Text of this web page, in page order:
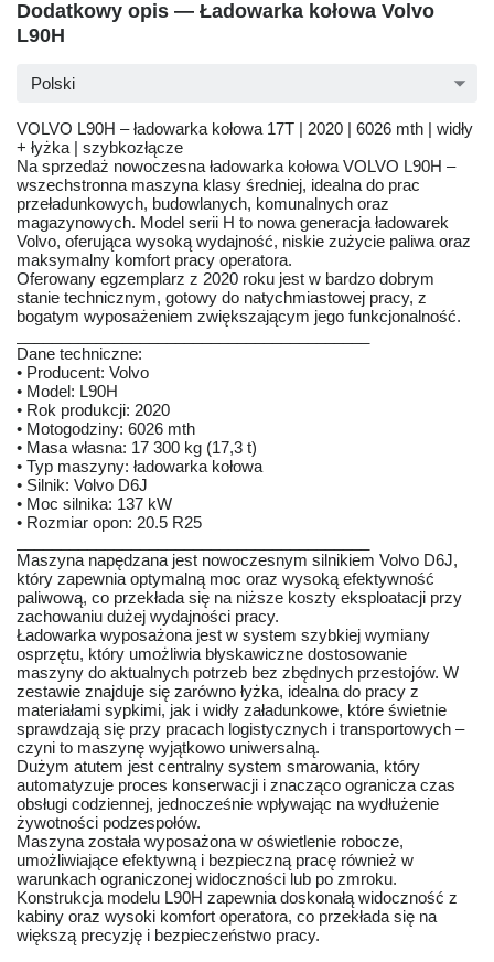
Dodatkowy opis — Ładowarka kołowa Volvo
L90H
Polski
VOLVO L90H – ładowarka kołowa 17T | 2020 | 6026 mth | widły
+ łyżka | szybkozłącze
Na sprzedaż nowoczesna ładowarka kołowa VOLVO L90H –
wszechstronna maszyna klasy średniej, idealna do prac
przeładunkowych, budowlanych, komunalnych oraz
magazynowych. Model serii H to nowa generacja ładowarek
Volvo, oferująca wysoką wydajność, niskie zużycie paliwa oraz
maksymalny komfort pracy operatora.
Oferowany egzemplarz z 2020 roku jest w bardzo dobrym
stanie technicznym, gotowy do natychmiastowej pracy, z
bogatym wyposażeniem zwiększającym jego funkcjonalność.
Dane techniczne:
• Producent: Volvo
• Model: L90H
• Rok produkcji: 2020
• Motogodziny: 6026 mth
• Masa własna: 17 300 kg (17,3 t)
• Typ maszyny: ładowarka kołowa
• Silnik: Volvo D6J
• Moc silnika: 137 kW
• Rozmiar opon: 20.5 R25
Maszyna napędzana jest nowoczesnym silnikiem Volvo D6J,
który zapewnia optymalną moc oraz wysoką efektywność
paliwową, co przekłada się na niższe koszty eksploatacji przy
zachowaniu dużej wydajności pracy.
Ładowarka wyposażona jest w system szybkiej wymiany
osprzętu, który umożliwia błyskawiczne dostosowanie
maszyny do aktualnych potrzeb bez zbędnych przestojów. W
zestawie znajduje się zarówno łyżka, idealna do pracy z
materiałami sypkimi, jak i widły załadunkowe, które świetnie
sprawdzają się przy pracach logistycznych i transportowych –
czyni to maszynę wyjątkowo uniwersalną.
Dużym atutem jest centralny system smarowania, który
automatyzuje proces konserwacji i znacząco ogranicza czas
obsługi codziennej, jednocześnie wpływając na wydłużenie
żywotności podzespołów.
Maszyna została wyposażona w oświetlenie robocze,
umożliwiające efektywną i bezpieczną pracę również w
warunkach ograniczonej widoczności lub po zmroku.
Konstrukcja modelu L90H zapewnia doskonałą widoczność z
kabiny oraz wysoki komfort operatora, co przekłada się na
większą precyzję i bezpieczeństwo pracy.